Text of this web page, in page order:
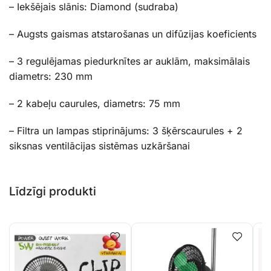
– Iekšējais slānis: Diamond (sudraba)
– Augsts gaismas atstarošanas un difūzijas koeficients
– 3 regulējamas piedurknītes ar auklām, maksimālais
diametrs: 230 mm
– 2 kabeļu caurules, diametrs: 75 mm
– Filtra un lampas stiprinājums: 3 šķērscaurules + 2
siksnas ventilācijas sistēmas uzkāršanai
Līdzīgi produkti